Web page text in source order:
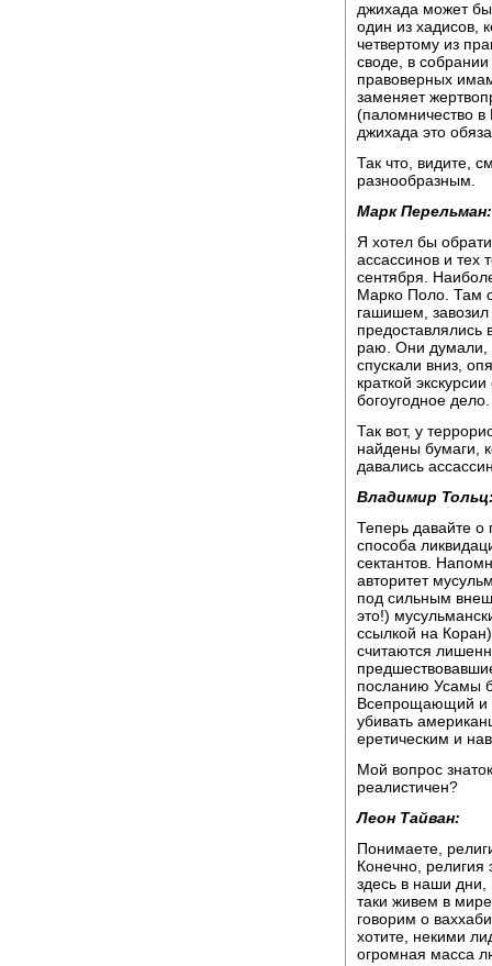
джихада может
один из хадисов,
четвертому из
своде, в
правоверных
заменяет
(паломничество
джихада это
Так что, видите,
разнообразным.
Марк Перельман:
Я хотел бы
ассассинов и тех
сентября.
Марко Поло. Там
гашишем, завозил
предоставлялись
раю. Они думали,
спускали вниз,
краткой
богоугодное дело.
Так вот, у
найдены бумаги,
давались
Владимир
Теперь давайте
способа
сектантов.
авторитет
под сильным
это!)
ссылкой на
считаются
посланию Усамы
Всепрощающий и
убивать
еретическим и
Мой вопрос
реалистичен?
Леон Тайван:
Понимаете,
Конечно,
здесь в наши
таки живем в
говорим о
хотите, некими
огромная масса